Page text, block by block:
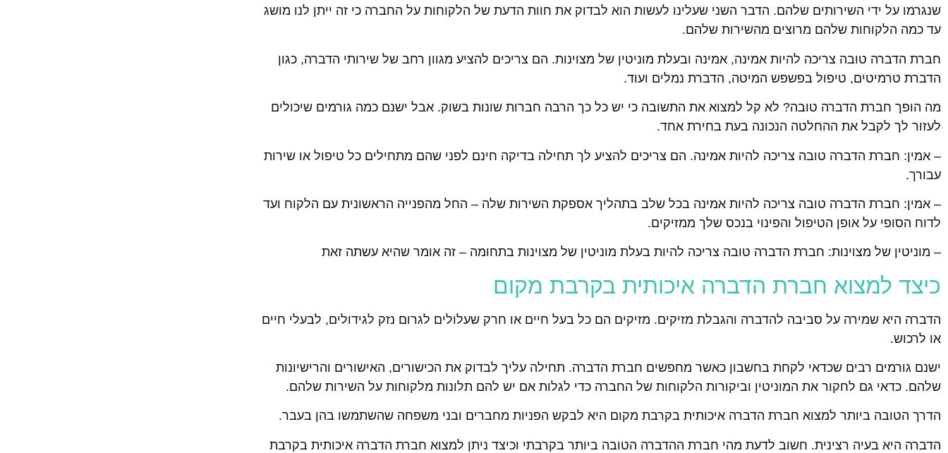
שנגרמו על ידי השירותים שלהם. הדבר השני שעלינו לעשות הוא לבדוק את חוות הדעת של הלקוחות על החברה כי זה ייתן לנו מושג
עד כמה הלקוחות שלהם מרוצים מהשירות שלהם.
חברת הדברה טובה צריכה להיות אמינה, אמינה ובעלת מוניטין של מצוינות. הם צריכים להציע מגוון רחב של שירותי הדברה, כגון
הדברת טרמיטים, טיפול בפשפש המיטה, הדברת נמלים ועוד.
מה הופך חברת הדברה טובה? לא קל למצוא את התשובה כי יש כל כך הרבה חברות שונות בשוק. אבל ישנם כמה גורמים שיכולים
לעזור לך לקבל את ההחלטה הנכונה בעת בחירת אחד.
– אמין: חברת הדברה טובה צריכה להיות אמינה. הם צריכים להציע לך תחילה בדיקה חינם לפני שהם מתחילים כל טיפול או שירות
עבורך.
– אמין: חברת הדברה טובה צריכה להיות אמינה בכל שלב בתהליך אספקת השירות שלה – החל מהפנייה הראשונית עם הלקוח ועד
לדוח הסופי על אופן הטיפול והפינוי בנכס שלך ממזיקים.
– מוניטין של מצוינות: חברת הדברה טובה צריכה להיות בעלת מוניטין של מצוינות בתחומה – זה אומר שהיא עשתה זאת
כיצד למצוא חברת הדברה איכותית בקרבת מקום
הדברה היא שמירה על סביבה להדברה והגבלת מזיקים. מזיקים הם כל בעל חיים או חרק שעלולים לגרום נזק לגידולים, לבעלי חיים
או לרכוש.
ישנם גורמים רבים שכדאי לקחת בחשבון כאשר מחפשים חברת הדברה. תחילה עליך לבדוק את הכישורים, האישורים והרישיונות
שלהם. כדאי גם לחקור את המוניטין וביקורות הלקוחות של החברה כדי לגלות אם יש להם תלונות מלקוחות על השירות שלהם.
הדרך הטובה ביותר למצוא חברת הדברה איכותית בקרבת מקום היא לבקש הפניות מחברים ובני משפחה שהשתמשו בהן בעבר.
הדברה היא בעיה רצינית. חשוב לדעת מהי חברת ההדברה הטובה ביותר בקרבתי וכיצד ניתן למצוא חברת הדברה איכותית בקרבת